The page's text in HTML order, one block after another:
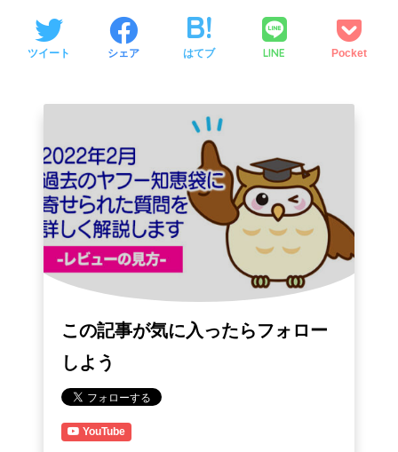
ツイート シェア はてブ LINE Pocket
この記事が気に入ったらフォロー
しよう
YouTube